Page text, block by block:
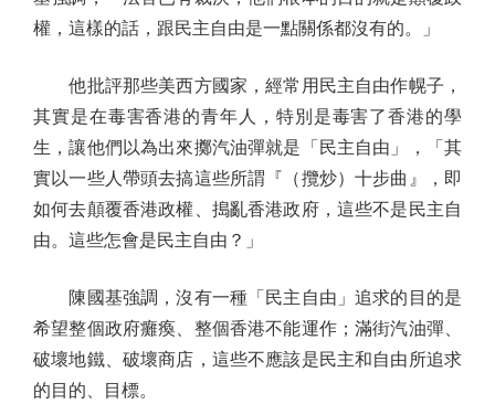
權，這樣的話，跟民主自由是一點關係都沒有的。」
他批評那些美西方國家，經常用民主自由作幌子，
其實是在毒害香港的青年人，特別是毒害了香港的學
生，讓他們以為出來擲汽油彈就是「民主自由」，「其
實以一些人帶頭去搞這些所謂『（攬炒）十步曲』，即
如何去顛覆香港政權、搗亂香港政府，這些不是民主自
由。這些怎會是民主自由？」
陳國基強調，沒有一種「民主自由」追求的目的是
希望整個政府癱瘓、整個香港不能運作；滿街汽油彈、
破壞地鐵、破壞商店，這些不應該是民主和自由所追求
的目的、目標。